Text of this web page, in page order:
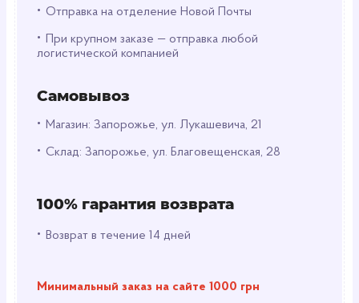
• Отправка на отделение Новой Почты
•
При крупном заказе — отправка любой
логистической компанией
Самовывоз
• Магазин: Запорожье, ул. Лукашевича, 21
• Склад: Запорожье, ул. Благовещенская, 28
100% гарантия возврата
• Возврат в течение 14 дней
Минимальный заказ на сайте 1000 грн